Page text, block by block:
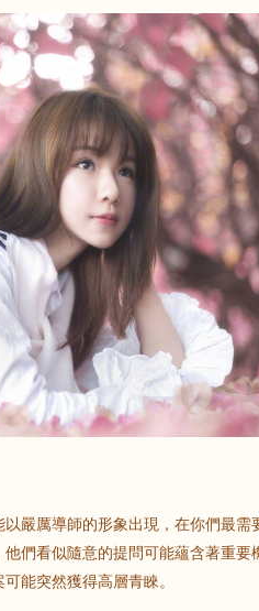
嚴厲導師的形象出現，在你們最需
們看似隨意的提問可能蘊含著重要
能突然獲得高層青睞。